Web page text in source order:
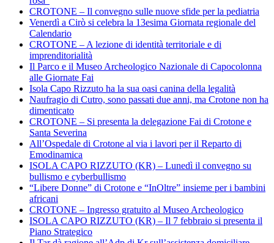
CROTONE – Il convegno sulle nuove sfide per la pediatria
Venerdì a Cirò si celebra la 13esima Giornata regionale del
Calendario
CROTONE – A lezione di identità territoriale e di
imprenditorialità
Il Parco e il Museo Archeologico Nazionale di Capocolonna
alle Giornate Fai
Isola Capo Rizzuto ha la sua oasi canina della legalità
Naufragio di Cutro, sono passati due anni, ma Crotone non ha
dimenticato
CROTONE – Si presenta la delegazione Fai di Crotone e
Santa Severina
All’Ospedale di Crotone al via i lavori per il Reparto di
Emodinamica
ISOLA CAPO RIZZUTO (KR) – Lunedì il convegno su
bullismo e cyberbullismo
“Libere Donne” di Crotone e “InOltre” insieme per i bambini
africani
CROTONE – Ingresso gratuito al Museo Archeologico
ISOLA CAPO RIZZUTO (KR) – Il 7 febbraio si presenta il
Piano Strategico